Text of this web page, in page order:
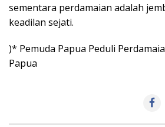
sementara perdamaian adalah
keadilan sejati.
)* Pemuda Papua Peduli
Papua